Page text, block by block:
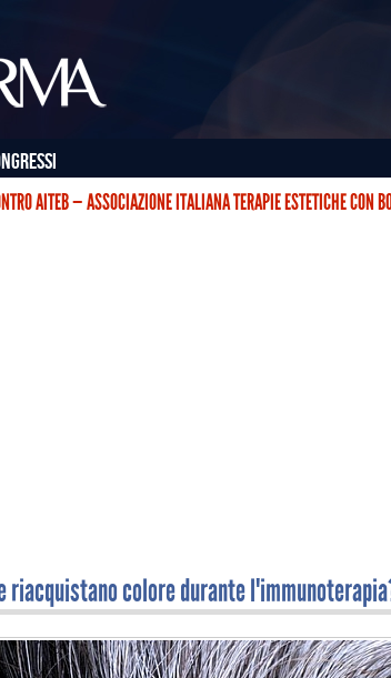
AITEB — ASSOCIAZIONE ITALIANA TERAPIE ESTETICHE CON
riacquistano colore durante